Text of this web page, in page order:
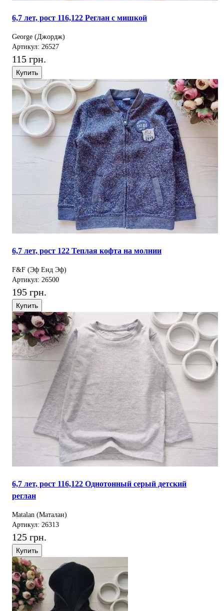
6,7 лет, рост 116,122 Реглан с мишкой
George (Джордж)
Артикул: 26527
115 грн.
Купить
6,7 лет, рост 122 Теплая кофта на молнии
F&F (Эф Енд Эф)
Артикул: 26500
195 грн.
Купить
6,7 лет, рост 116,122 Однотонный серый детский
реглан
Matalan (Маталан)
Артикул: 26313
125 грн.
Купить